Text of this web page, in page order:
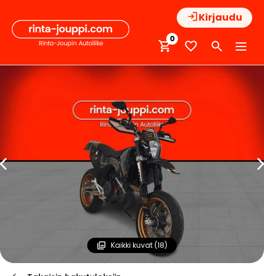
sisältöön
Kirjaudu
0
Kaikki kuvat (18)